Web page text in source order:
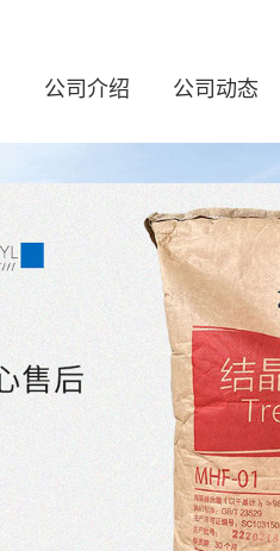
公司介绍 公司动态